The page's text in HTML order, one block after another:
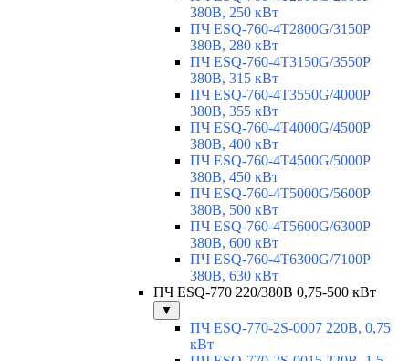
380В, 250 кВт
ПЧ ESQ-760-4T2800G/3150P
380В, 280 кВт
ПЧ ESQ-760-4T3150G/3550P
380В, 315 кВт
ПЧ ESQ-760-4T3550G/4000P
380В, 355 кВт
ПЧ ESQ-760-4T4000G/4500P
380В, 400 кВт
ПЧ ESQ-760-4T4500G/5000P
380В, 450 кВт
ПЧ ESQ-760-4T5000G/5600P
380В, 500 кВт
ПЧ ESQ-760-4T5600G/6300P
380В, 600 кВт
ПЧ ESQ-760-4T6300G/7100P
380В, 630 кВт
ПЧ ESQ-770 220/380В 0,75-500 кВт
▼
ПЧ ESQ-770-2S-0007 220В, 0,75
кВт